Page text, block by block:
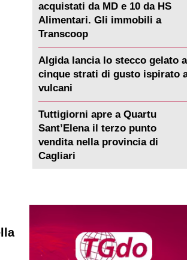
acquistati da MD e 10 da HS
Alimentari. Gli immobili a
Transcoop
Algida lancia lo stecco gelato a
cinque strati di gusto ispirato
vulcani
Tuttigiorni apre a Quartu
Sant’Elena il terzo punto
vendita nella provincia di
Cagliari